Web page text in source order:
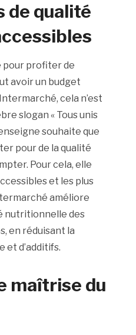
de qualité
pour profiter de
avoir un budget
cela n’est
slogan « Tous unis
souhaite que
pour de la qualité
Pour cela, elle
et les plus
améliore
nutritionnelle des
en réduisant la
et d’additifs.
maîtrise du